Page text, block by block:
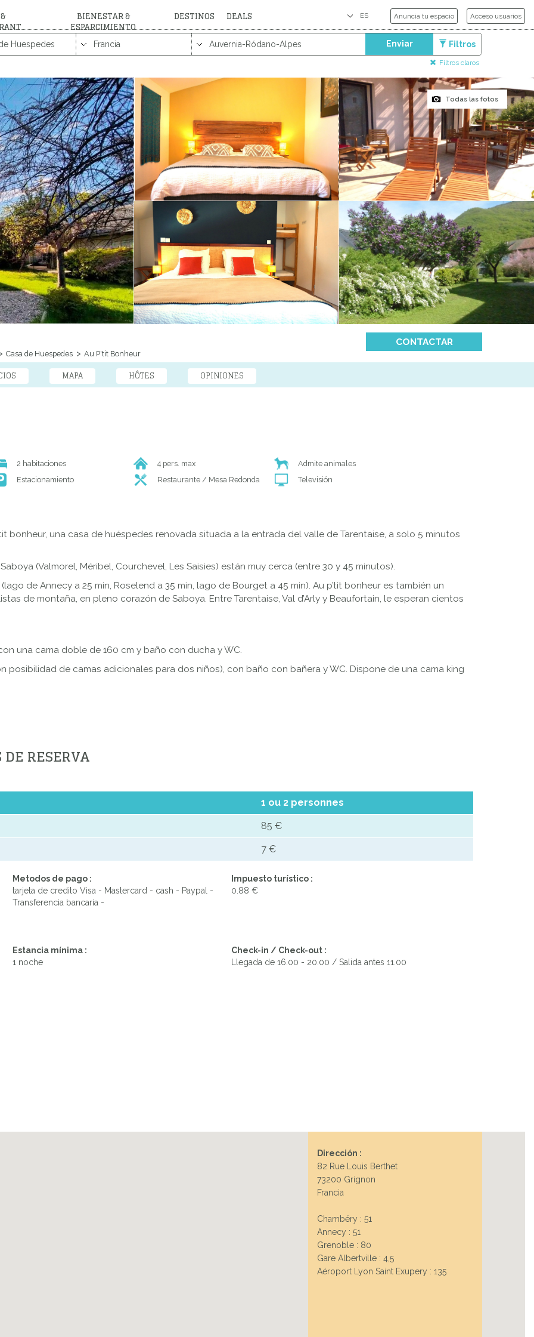
BIENESTAR &
ESPARCIMIENTO
DESTINOS DEALS Anuncia tu espacio Acceso usuarios
Enviar Filtros
Filtros claros
Todas las fotos
Casa de Huespedes Au P'tit Bonheur
CONTACTAR
MAPA HÔTES OPINIONES
2 habitaciones 4 pers. max
Admite animales
Estacionamiento
Restaurante / Mesa Redonda Televisión
bonheur, una casa de huéspedes renovada situada a la entrada del valle de Tarentaise, a solo 5 minutos
(Valmorel, Méribel, Courchevel, Les Saisies) están muy cerca (entre 30 y 45 minutos).
de Annecy a 25 min, Roselend a 35 min, lago de Bourget a 45 min). Au p’tit bonheur es también un
de montaña, en pleno corazón de Saboya. Entre Tarentaise, Val d’Arly y Beaufortain, le esperan cientos
una cama doble de 160 cm y baño con ducha y WC.
posibilidad de camas adicionales para dos niños), con baño con bañera y WC. Dispone de una cama king
DE RESERVA
1 ou 2 personnes
85 €
7 €
Metodos de pago :
tarjeta de credito Visa - Mastercard - cash - Paypal -
Transferencia bancaria -
Impuesto turístico :
0.88 €
Estancia mínima :
1 noche
Check-in / Check-out :
Llegada de 16.00 - 20.00 / Salida antes 11.00
Dirección :
82 Rue Louis Berthet
73200 Grignon
Francia
Chambéry : 51
Annecy : 51
Grenoble : 80
Gare Albertville : 4,5
Aéroport Lyon Saint Exupery : 135